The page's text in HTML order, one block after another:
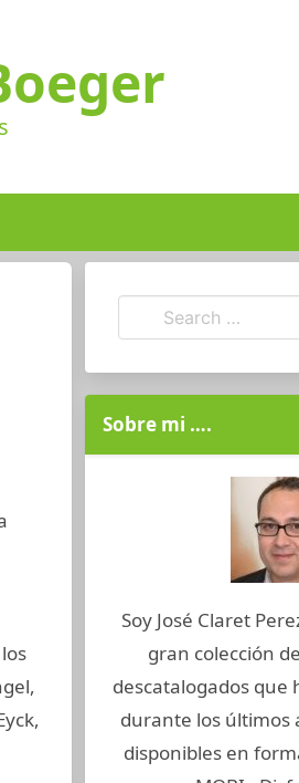
Sobre mi ….
Soy José Claret
gran colección
descatalogados que
durante los últimos
disponibles en